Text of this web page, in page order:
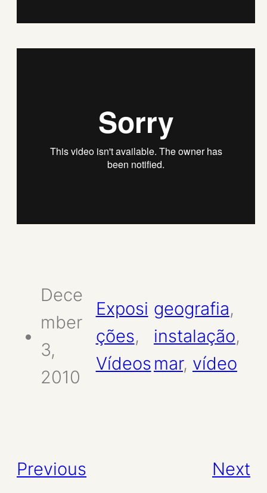
Dece
mber
3,
2010
Exposi
ções
Vídeos
geografia
instalação
mar, vídeo
Previous Next